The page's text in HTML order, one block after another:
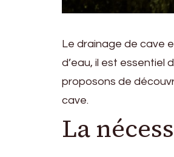
Le drainage de cave
d’eau, il est essentiel
proposons de
cave.
La